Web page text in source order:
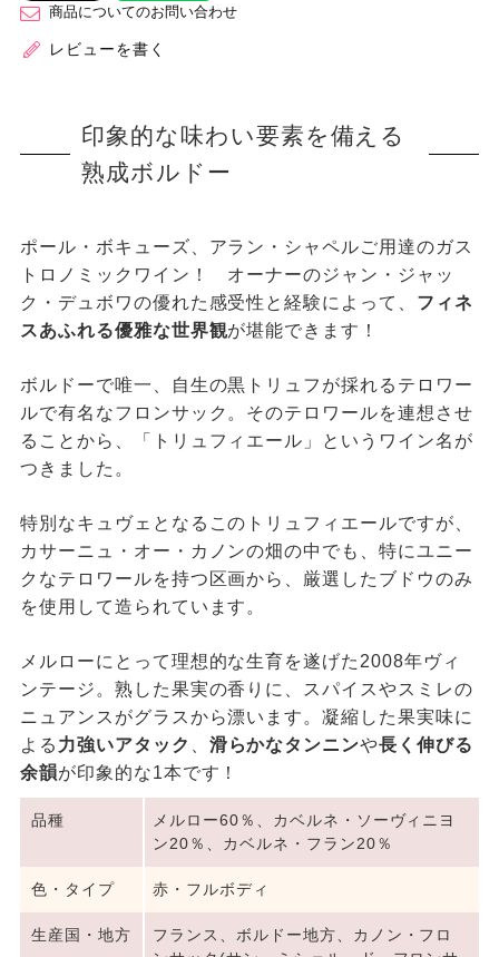
商品についてのお問い合わせ
レビューを書く
印象的な味わい要素を備える
熟成ボルドー
ポール・ボキューズ、アラン・シャペルご用達のガス
トロノミックワイン！ オーナーのジャン・ジャッ
ク・デュボワの優れた感受性と経験によって、 フィネ
スあふれる優雅な世界観が堪能できます！
ボルドーで唯一、自生の黒トリュフが採れるテロワー
ルで有名なフロンサック。そのテロワールを連想させ
ることから、「トリュフィエール」というワイン名が
つきました。
特別なキュヴェとなるこのトリュフィエールですが、
カサーニュ・オー・カノンの畑の中でも、特にユニー
クなテロワールを持つ区画から、厳選したブドウのみ
を使用して造られています。
メルローにとって理想的な生育を遂げた2008年ヴィ
ンテージ。熟した果実の香りに、スパイスやスミレの
ニュアンスがグラスから漂います。凝縮した果実味に
よる 力強いアタック 滑らかなタンニンや長く伸びる
余韻が印象的な1本です！
品種
メルロー60％、カベルネ・ソーヴィニヨ
ン20％、カベルネ・フラン20％
色・タイプ 赤・フルボディ
生産国・地方
フランス、ボルドー地方、カノン・フロ